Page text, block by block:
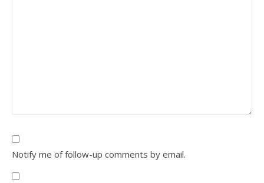
Notify me of follow-up comments by email.